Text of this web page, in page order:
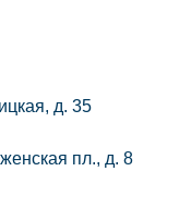
д. 35
пл., д. 8